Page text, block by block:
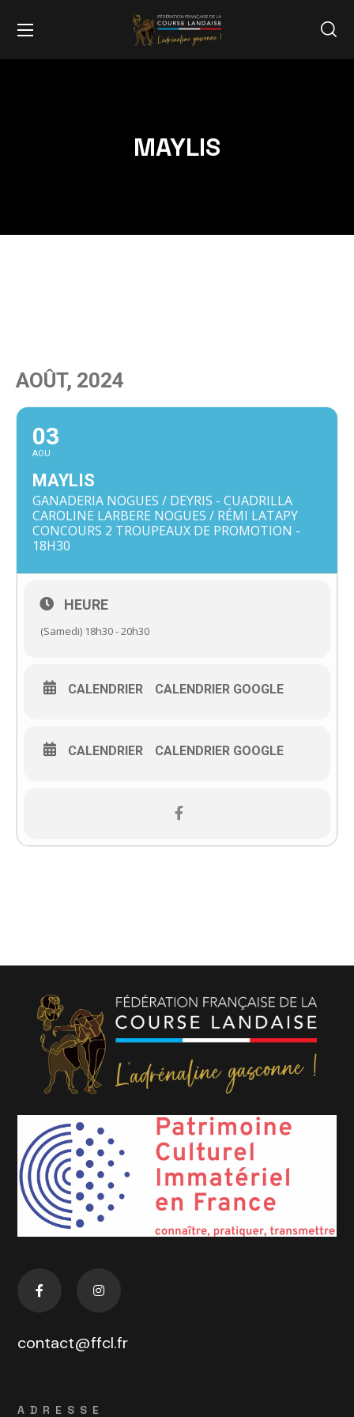
MAYLIS
AOÛT, 2024
03
AOU
MAYLIS
GANADERIA NOGUES / DEYRIS - CUADRILLA
CAROLINE LARBERE NOGUES / RÉMI LATAPY
CONCOURS 2 TROUPEAUX DE PROMOTION -
18H30
HEURE
(Samedi) 18h30 - 20h30
CALENDRIER CALENDRIER GOOGLE
CALENDRIER CALENDRIER GOOGLE
contact@ffcl.fr
ADRESSE